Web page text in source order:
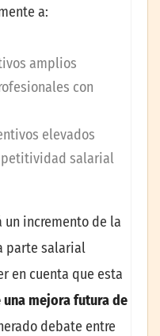
a:
amplios
con
elevados
salarial
incremento de la
parte salarial
en cuenta que esta
una mejora futura de
debate entre